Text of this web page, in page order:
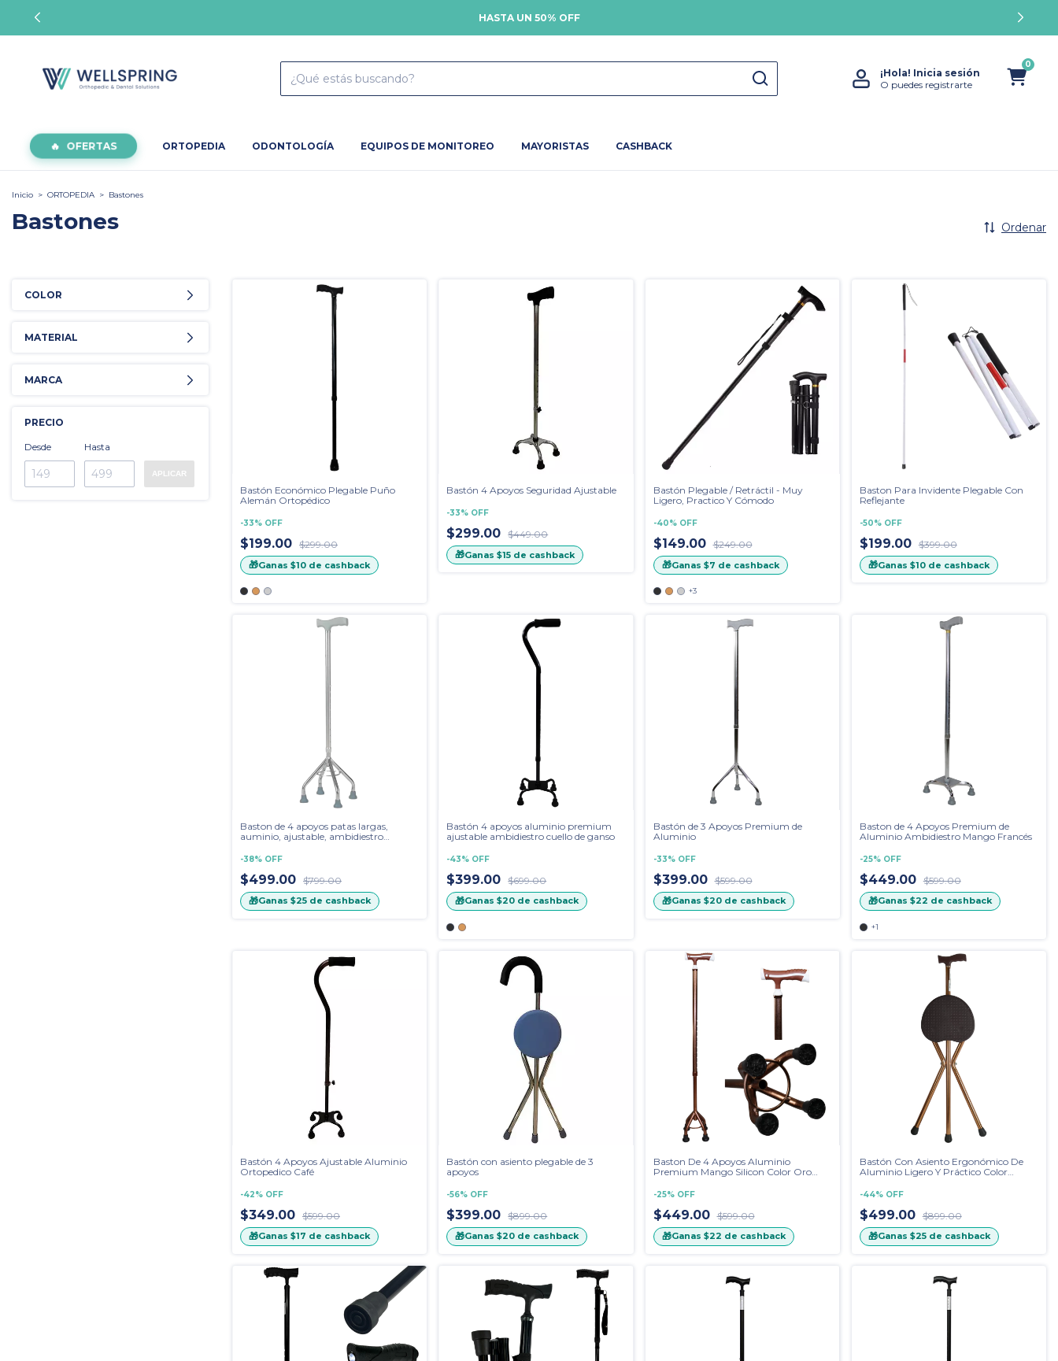
HASTA UN 50% OFF
¡Hola! Inicia sesión
O puedes registrarte
0
OFERTAS ORTOPEDIA ODONTOLOGÍA EQUIPOS DE MONITOREO MAYORISTAS CASHBACK
Inicio > ORTOPEDIA > Bastones
Bastones Ordenar
COLOR
MATERIAL
MARCA
PRECIO
Desde Hasta
APLICAR
Bastón Económico Plegable Puño
Alemán Ortopédico
-33% OFF
$199.00 $299.00
🎁Ganas $10 de cashback
Bastón 4 Apoyos Seguridad Ajustable
-33% OFF
$299.00
$449.00
🎁Ganas$15 de cashback
Bastón Plegable / Retráctil - Muy
Ligero, Practico Y Cómodo
-40% OFF
$149.00 $249.00
🎁Ganas $7 de cashback
+3
Baston Para Invidente Plegable Con
Reflejante
-50% OFF
$199.00 $399.00
🎁Ganas $10de cashback
Baston de 4 apoyos patas largas,
auminio, ajustable, ambidiestro
-38% OFF
$499.00 $799.00
🎁Ganas $25 de cashback
Bastón 4 apoyos aluminio premium
ajustable ambidiestro cuello de ganso
-43% OFF
$399.00
$699.00
🎁Ganas$20 de cashback
Bastón de 3 Apoyos Premium de
Aluminio
-33% OFF
$399.00 $599.00
🎁Ganas $20de cashback
Baston de 4 Apoyos Premium de
Aluminio Ambidiestro Mango Francés
-25% OFF
$449.00 $599.00
🎁Ganas $22 de cashback
+1
Bastón 4 Apoyos Ajustable Aluminio
Ortopedico Café
-42% OFF
$349.00 $599.00
🎁Ganas $17 de cashback
Bastón con asiento plegable de 3
apoyos
-56% OFF
$399.00
$899.00
🎁Ganas$20 de cashback
Baston De 4 Apoyos Aluminio
Premium Mango Silicon Color Oro
-25% OFF
$449.00 $599.00
🎁Ganas $22 de cashback
Bastón Con Asiento Ergonómico De
Aluminio Ligero Y Práctico Color
-44% OFF
$499.00 $899.00
🎁Ganas $25de cashback